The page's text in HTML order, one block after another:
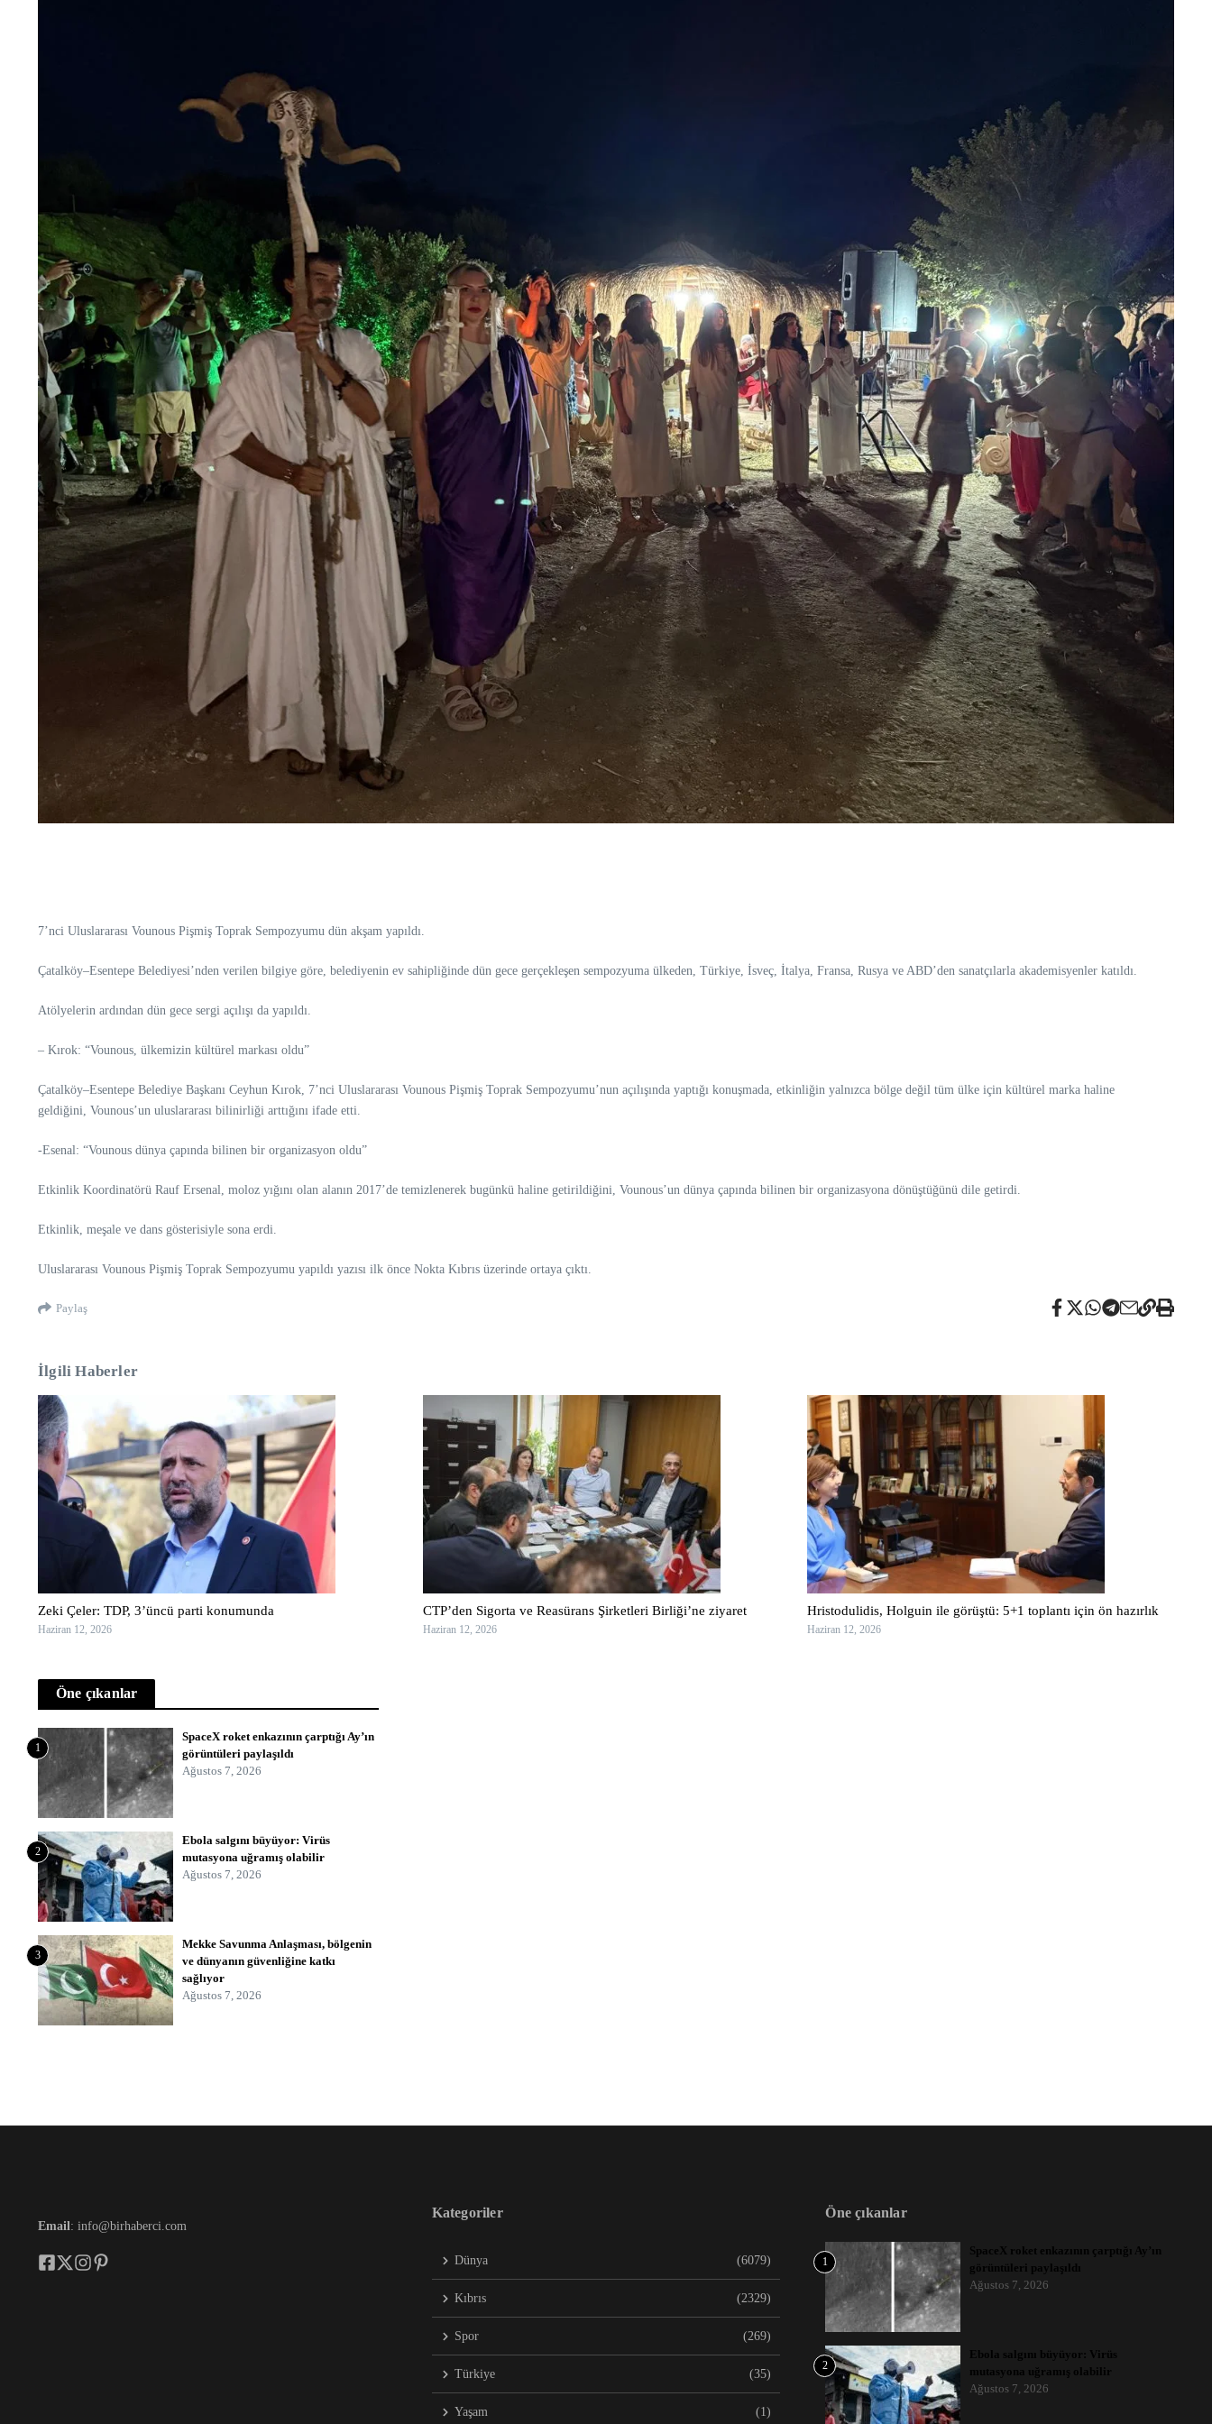
7’nci Uluslararası Vounous Pişmiş Toprak Sempozyumu dün akşam yapıldı.
Çatalköy–Esentepe Belediyesi’nden verilen bilgiye göre, belediyenin ev sahipliğinde dün gece gerçekleşen sempozyuma ülkeden, Türkiye, İsveç, İtalya, Fransa, Rusya ve ABD’den sanatçılarla akademisyenler katıldı.
Atölyelerin ardından dün gece sergi açılışı da yapıldı.
– Kırok: “Vounous, ülkemizin kültürel markası oldu”
Çatalköy–Esentepe Belediye Başkanı Ceyhun Kırok, 7’nci Uluslararası Vounous Pişmiş Toprak Sempozyumu’nun açılışında yaptığı konuşmada, etkinliğin yalnızca bölge değil tüm ülke için kültürel marka haline
geldiğini, Vounous’un uluslararası bilinirliği arttığını ifade etti.
-Esenal: “Vounous dünya çapında bilinen bir organizasyon oldu”
Etkinlik Koordinatörü Rauf Ersenal, moloz yığını olan alanın 2017’de temizlenerek bugünkü haline getirildiğini, Vounous’un dünya çapında bilinen bir organizasyona dönüştüğünü dile getirdi.
Etkinlik, meşale ve dans gösterisiyle sona erdi.
Uluslararası Vounous Pişmiş Toprak Sempozyumu yapıldı yazısı ilk önce Nokta Kıbrıs üzerinde ortaya çıktı.
Paylaş
İlgili Haberler
Zeki Çeler: TDP, 3’üncü parti konumunda
Haziran 12, 2026
CTP’den Sigorta ve Reasürans Şirketleri Birliği’ne ziyaret
Haziran 12, 2026
Hristodulidis, Holguin ile görüştü: 5+1 toplantı için ön hazırlık
Haziran 12, 2026
Öne çıkanlar
1
SpaceX roket enkazının çarptığı Ay’ın
görüntüleri paylaşıldı
Ağustos 7, 2026
2
Ebola salgını büyüyor: Virüs
mutasyona uğramış olabilir
Ağustos 7, 2026
3
Mekke Savunma Anlaşması, bölgenin
ve dünyanın güvenliğine katkı
sağlıyor
Ağustos 7, 2026
Email: info@birhaberci.com
Kategoriler
Dünya (6079)
Kıbrıs (2329)
Spor (269)
Türkiye (35)
Yaşam (1)
Öne çıkanlar
1
SpaceX roket enkazının çarptığı Ay’ın
görüntüleri paylaşıldı
Ağustos 7, 2026
2
Ebola salgını büyüyor: Virüs
mutasyona uğramış olabilir
Ağustos 7, 2026